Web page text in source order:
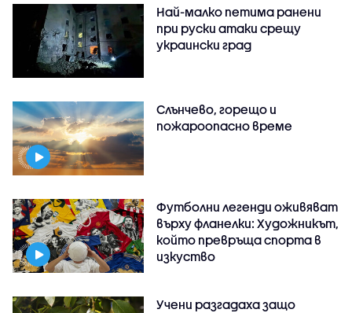
Най-малко петима ранени
при руски атаки срещу
украински град
Слънчево, горещо и
пожароопасно време
Футболни легенди оживяват
върху фланелки: Художникът,
който превръща спорта в
изкуство
Учени разгадаха защо